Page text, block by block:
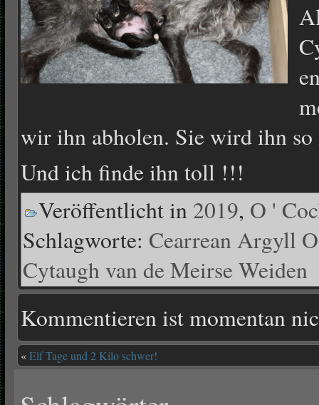
wir ihn abholen. Sie wird ihn so
Und ich finde ihn toll !!!
Veröffentlicht in 2019, O '
Schlagworte: Cearrean Argyll
Cytaugh van de Meirse Weiden
Kommentieren ist momentan
«Elf Tage und 2 Kilo schwer!